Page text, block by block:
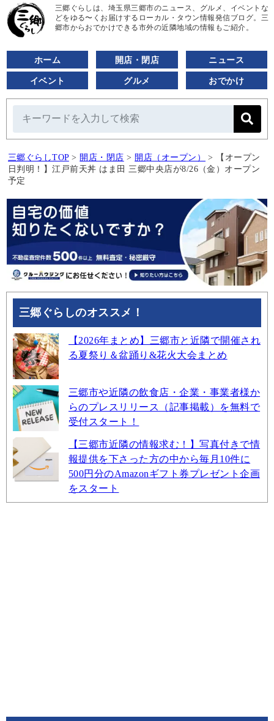
三郷ぐらしは、埼玉県三郷市のニュース、グルメ、イベントな
どをゆる〜くお届けするローカル・タウン情報発信ブログ。三
郷市からおでかけできる市外の近隣地域の情報もご紹介。
ホーム 開店・閉店 ニュース
イベント グルメ おでかけ
三郷ぐらしTOP > 開店・閉店 > 開店（オープン） >
【オープン
日判明！】江戸前天丼 はま田 三郷中央店が8/26（金）オープン
予定
三郷ぐらしのオススメ！
【2026年まとめ】三郷市と近隣で開催され
る夏祭り＆盆踊り&花火大会まとめ
三郷市や近隣の飲食店・企業・事業者様か
らのプレスリリース（記事掲載）を無料で
受付スタート！
【三郷市近隣の情報求む！】写真付きで情
報提供を下さった方の中から毎月10件に
500円分のAmazonギフト券プレゼント企画
をスタート